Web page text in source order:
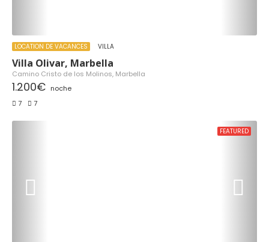
LOCATION DE VACANCES VILLA
Villa Olivar, Marbella
Camino Cristo de los Molinos, Marbella
1.200€ noche
7
7
FEATURED